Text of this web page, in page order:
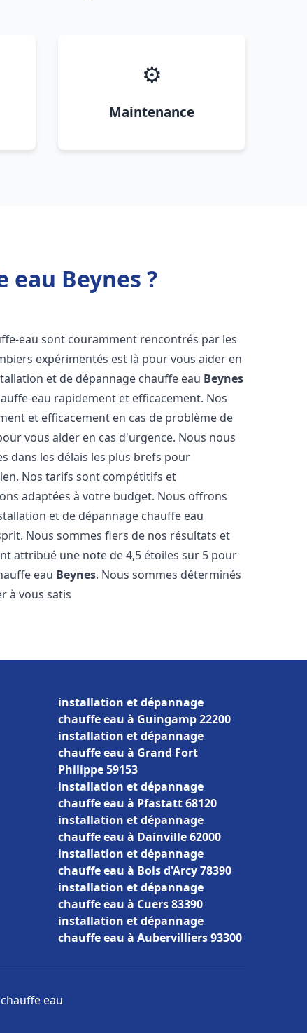
⚙️
Maintenance
Beynes ?
eau sont couramment rencontrés par les
expérimentés est là pour vous aider en
et de dépannage chauffe eau Beynes
eau rapidement et efficacement. Nos
et efficacement en cas de problème de
vous aider en cas d'urgence. Nous nous
dans les délais les plus brefs pour
Nos tarifs sont compétitifs et
adaptées à votre budget. Nous offrons
et de dépannage chauffe eau
Nous sommes fiers de nos résultats et
attribué une note de 4,5 étoiles sur 5 pour
eau Beynes. Nous sommes déterminés
à vous satis
installation et dépannage
chauffe eau à Guingamp 22200
installation et dépannage
chauffe eau à Grand Fort
Philippe 59153
installation et dépannage
chauffe eau à Pfastatt 68120
installation et dépannage
chauffe eau à Dainville 62000
installation et dépannage
chauffe eau à Bois d'Arcy 78390
installation et dépannage
chauffe eau à Cuers 83390
installation et dépannage
chauffe eau à Aubervilliers 93300
eau